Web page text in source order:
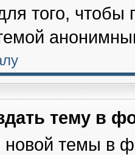
того, чтобы
тему в
новой темы в